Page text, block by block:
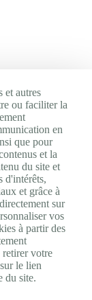
et autres
ou faciliter la
en
que pour
et la
du site et
d'intérêts,
et grâce à
sur
vos
à partir des
retirer votre
le lien
du site.